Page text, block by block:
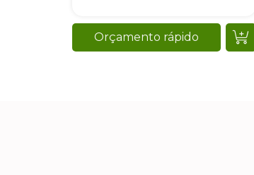
Orçamento rápido